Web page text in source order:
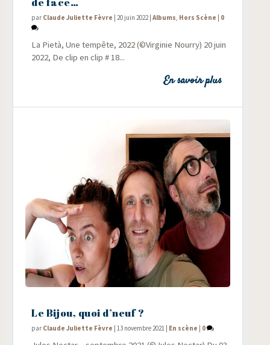
par Claude Juliette Fèvre |20 juin 2022 |Albums Hors Scène | 0
La Pie­tà, Une tem­pête, 2022 (©Vir­gi­nie Nourry) 20 juin
2022, De clip en clip # 18...
En savoir plus
Le Bijou, quoi d’neuf ?
par Claude Juliette Fèvre |13 novembre 2021 En scène 0